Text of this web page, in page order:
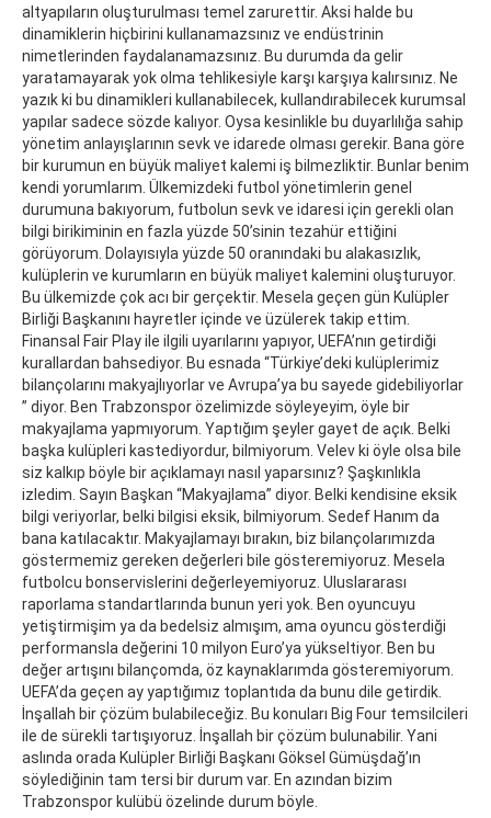
altyapıların oluşturulması temel zarurettir. Aksi halde bu
dinamiklerin hiçbirini kullanamazsınız ve endüstrinin
nimetlerinden faydalanamazsınız. Bu durumda da gelir
yaratamayarak yok olma tehlikesiyle karşı karşıya kalırsınız. Ne
yazık ki bu dinamikleri kullanabilecek, kullandırabilecek kurumsal
yapılar sadece sözde kalıyor. Oysa kesinlikle bu duyarlılığa sahip
yönetim anlayışlarının sevk ve idarede olması gerekir. Bana göre
bir kurumun en büyük maliyet kalemi iş bilmezliktir. Bunlar benim
kendi yorumlarım. Ülkemizdeki futbol yönetimlerin genel
durumuna bakıyorum, futbolun sevk ve idaresi için gerekli olan
bilgi birikiminin en fazla yüzde 50’sinin tezahür ettiğini
görüyorum. Dolayısıyla yüzde 50 oranındaki bu alakasızlık,
kulüplerin ve kurumların en büyük maliyet kalemini oluşturuyor.
Bu ülkemizde çok acı bir gerçektir. Mesela geçen gün Kulüpler
Birliği Başkanını hayretler içinde ve üzülerek takip ettim.
Finansal Fair Play ile ilgili uyarılarını yapıyor, UEFA’nın getirdiği
kurallardan bahsediyor. Bu esnada “Türkiye’deki kulüplerimiz
bilançolarını makyajlıyorlar ve Avrupa’ya bu sayede gidebiliyorlar
” diyor. Ben Trabzonspor özelimizde söyleyeyim, öyle bir
makyajlama yapmıyorum. Yaptığım şeyler gayet de açık. Belki
başka kulüpleri kastediyordur, bilmiyorum. Velev ki öyle olsa bile
siz kalkıp böyle bir açıklamayı nasıl yaparsınız? Şaşkınlıkla
izledim. Sayın Başkan “Makyajlama” diyor. Belki kendisine eksik
bilgi veriyorlar, belki bilgisi eksik, bilmiyorum. Sedef Hanım da
bana katılacaktır. Makyajlamayı bırakın, biz bilançolarımızda
göstermemiz gereken değerleri bile gösteremiyoruz. Mesela
futbolcu bonservislerini değerleyemiyoruz. Uluslararası
raporlama standartlarında bunun yeri yok. Ben oyuncuyu
yetiştirmişim ya da bedelsiz almışım, ama oyuncu gösterdiği
performansla değerini 10 milyon Euro’ya yükseltiyor. Ben bu
değer artışını bilançomda, öz kaynaklarımda gösteremiyorum.
UEFA’da geçen ay yaptığımız toplantıda da bunu dile getirdik.
İnşallah bir çözüm bulabileceğiz. Bu konuları Big Four temsilcileri
ile de sürekli tartışıyoruz. İnşallah bir çözüm bulunabilir. Yani
aslında orada Kulüpler Birliği Başkanı Göksel Gümüşdağ’ın
söylediğinin tam tersi bir durum var. En azından bizim
Trabzonspor kulübü özelinde durum böyle.